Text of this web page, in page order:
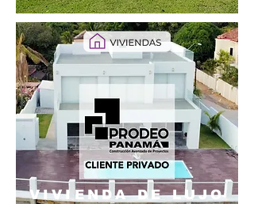
VIVIENDA DE LUJO